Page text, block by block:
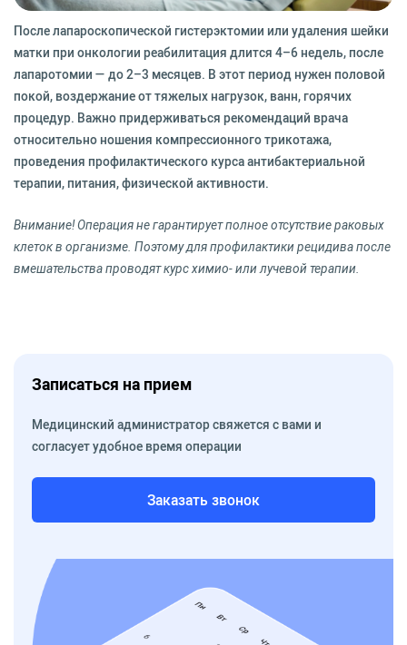
После лапароскопической гистерэктомии или удаления шейки
матки при онкологии реабилитация длится 4–6 недель, после
лапаротомии — до 2–3 месяцев. В этот период нужен половой
покой, воздержание от тяжелых нагрузок, ванн, горячих
процедур. Важно придерживаться рекомендаций врача
относительно ношения компрессионного трикотажа,
проведения профилактического курса антибактериальной
терапии, питания, физической активности.
Внимание! Операция не гарантирует полное отсутствие раковых
клеток в организме. Поэтому для профилактики рецидива после
вмешательства проводят курс химио- или лучевой терапии.
Записаться на прием
Медицинский администратор свяжется с вами и
согласует удобное время операции
Заказать звонок